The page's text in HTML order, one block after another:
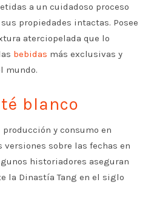
a un cuidadoso proceso
propiedades intactas. Posee
aterciopelada que lo
bebidas más exclusivas y
mundo.
blanco
y consumo en
versiones sobre las fechas en
historiadores aseguran
la Dinastía Tang en el siglo